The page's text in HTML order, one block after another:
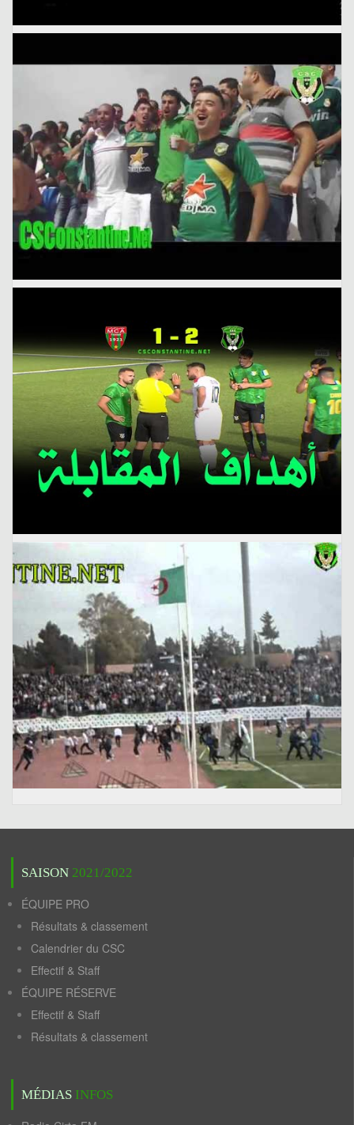
SAISON 2021/2022
ÉQUIPE PRO
Résultats & classement
Calendrier du CSC
Effectif & Staff
ÉQUIPE RÉSERVE
Effectif & Staff
Résultats & classement
MÉDIAS INFOS